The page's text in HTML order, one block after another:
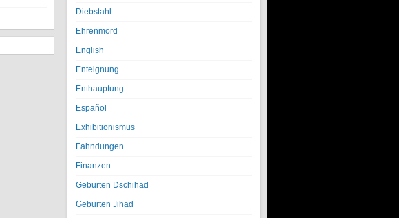
Diebstahl
Ehrenmord
English
Enteignung
Enthauptung
Español
Exhibitionismus
Fahndungen
Finanzen
Geburten Dschihad
Geburten Jihad